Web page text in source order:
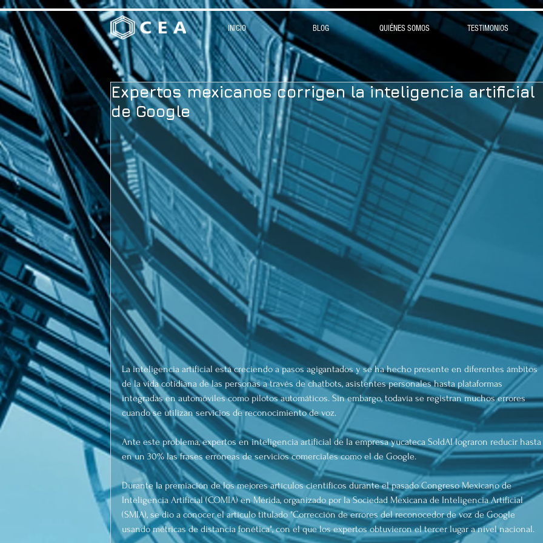
INICIO BLOG QUIÉNES SOMOS TESTIMONIOS
Expertos mexicanos corrigen la inteligencia artificial
de Google
La inteligencia artificial está creciendo a pasos agigantados y se ha hecho presente en diferentes ámbitos
de la vida cotidiana de las personas a través de chatbots, asistentes personales hasta plataformas
integradas en automóviles como pilotos automáticos. Sin embargo, todavía se registran muchos errores
cuando se utilizan servicios de reconocimiento de voz.
Ante este problema, expertos en inteligencia artificial de la empresa yucateca SoldAI lograron reducir hasta
en un 30% las frases erróneas de servicios comerciales como el de Google.
Durante la premiación de los mejores artículos científicos durante el pasado Congreso Mexicano de
Inteligencia Artificial (COMIA) en Mérida, organizado por la Sociedad Mexicana de Inteligencia Artificial
(SMIA), se dio a conocer el artículo titulado "Corrección de errores del reconocedor de voz de Google
usando métricas de distancia fonética", con el que los expertos obtuvieron el tercer lugar a nivel nacional.